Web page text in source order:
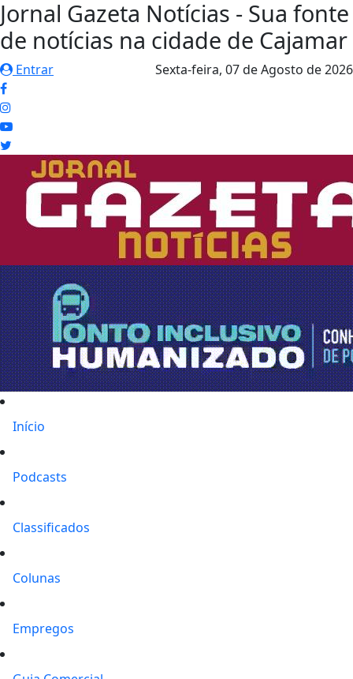
Jornal Gazeta Notícias - Sua fonte
de notícias na cidade de Cajamar
Entrar Sexta-feira, 07 de Agosto de 2026
Início
Podcasts
Classificados
Colunas
Empregos